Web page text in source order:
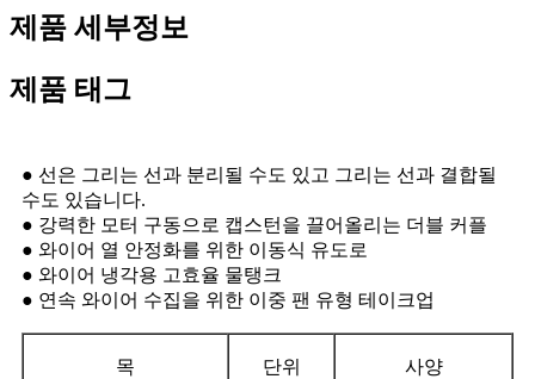
제품 세부정보
제품 태그
● 선은 그리는 선과 ​​분리될 수도 있고 그리는 선과 ​​결합될
수도 있습니다.
● 강력한 모터 구동으로 캡스턴을 끌어올리는 더블 커플
● 와이어 열 안정화를 위한 이동식 유도로
● 와이어 냉각용 고효율 물탱크
● 연속 와이어 수집을 위한 이중 팬 유형 테이크업
목 단위 사양